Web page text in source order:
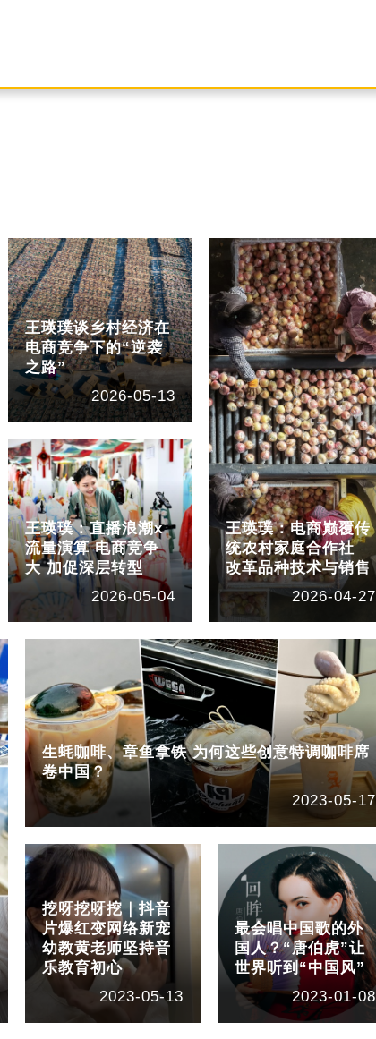
王瑛璞谈乡村经济在
电商竞争下的“逆袭
之路”
2026-05-13
王瑛璞：直播浪潮x
流量演算 电商竞争
大 加促深层转型
2026-05-04
王瑛璞：电商巅覆传
统农村家庭合作社
改革品种技术与销售
2026-04-27
生蚝咖啡、章鱼拿铁 为何这些创意特调咖啡席
卷中国？
2023-05-17
挖呀挖呀挖｜抖音
片爆红变网络新宠
幼教黄老师坚持音
乐教育初心
2023-05-13
最会唱中国歌的外
国人？“唐伯虎”让
世界听到“中国风”
2023-01-08